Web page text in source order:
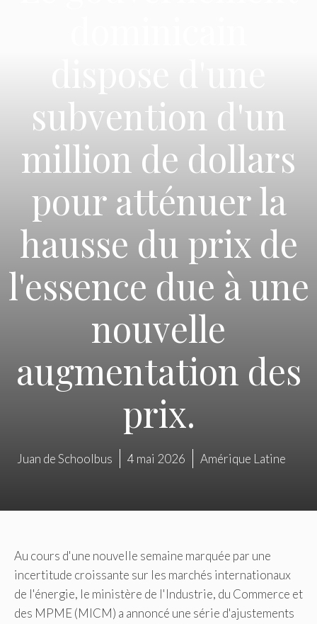
subvention d'un
million de dollars
pour atténuer la
hausse du prix de
l'essence due à une
nouvelle
augmentation des
prix.
Juan de Schoolbus 4 mai 2026 Amérique Latine
Au cours d'une nouvelle semaine marquée par une
incertitude croissante sur les marchés internationaux
de l'énergie, le ministère de l'Industrie, du Commerce et
des MPME (MICM) a annoncé une série d'ajustements